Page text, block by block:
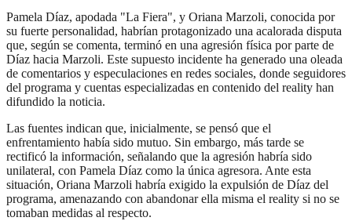
Pamela Díaz, apodada "La Fiera", y Oriana Marzoli, conocida por
su fuerte personalidad, habrían protagonizado una acalorada disputa
que, según se comenta, terminó en una agresión física por parte de
Díaz hacia Marzoli. Este supuesto incidente ha generado una oleada
de comentarios y especulaciones en redes sociales, donde seguidores
del programa y cuentas especializadas en contenido del reality han
difundido la noticia.
Las fuentes indican que, inicialmente, se pensó que el
enfrentamiento había sido mutuo. Sin embargo, más tarde se
rectificó la información, señalando que la agresión habría sido
unilateral, con Pamela Díaz como la única agresora. Ante esta
situación, Oriana Marzoli habría exigido la expulsión de Díaz del
programa, amenazando con abandonar ella misma el reality si no se
tomaban medidas al respecto.